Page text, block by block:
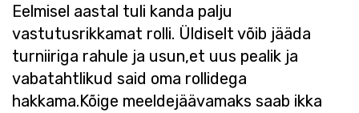
Eelmisel aastal tuli kanda palju
vastutusrikkamat rolli. Üldiselt võib jääda
turniiriga rahule ja usun,et uus pealik ja
vabatahtlikud said oma rollidega
hakkama.Kõige meeldejäävamaks saab ikka